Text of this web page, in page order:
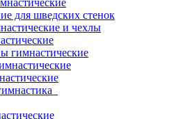
для шведских стенок
и чехлы
гимнастические